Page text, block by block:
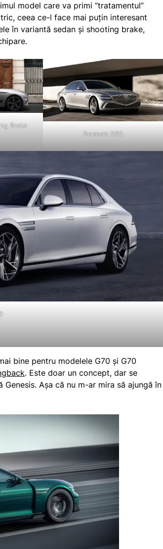
model care va primi “tratamentul”
ceea ce-l face mai puțin interesant
în variantă sedan și shooting brake,
Brake
Genesis G80
bine pentru modelele G70 și G70
. Este doar un concept, dar se
Așa că nu m-ar mira să ajungă în